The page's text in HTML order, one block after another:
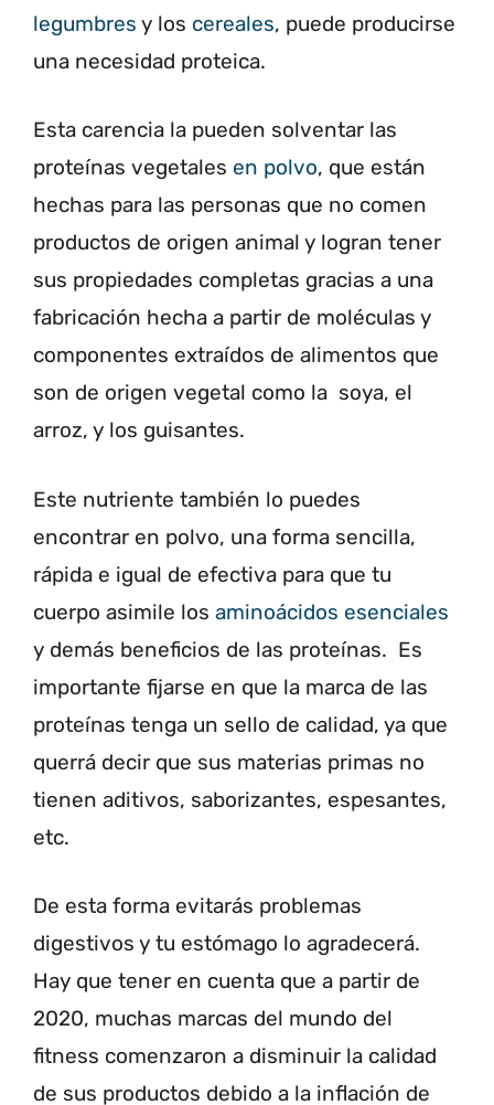
legumbres y los cereales, puede producirse
una necesidad proteica.
Esta carencia la pueden solventar las
proteínas vegetales en polvo, que están
hechas para las personas que no comen
productos de origen animal y logran tener
sus propiedades completas gracias a una
fabricación hecha a partir de moléculas y
componentes extraídos de alimentos que
son de origen vegetal como la soya, el
arroz, y los guisantes.
Este nutriente también lo puedes
encontrar en polvo, una forma sencilla,
rápida e igual de efectiva para que tu
cuerpo asimile los aminoácidos esenciales
y demás beneficios de las proteínas. Es
importante fijarse en que la marca de las
proteínas tenga un sello de calidad, ya que
querrá decir que sus materias primas no
tienen aditivos, saborizantes, espesantes,
etc.
De esta forma evitarás problemas
digestivos y tu estómago lo agradecerá.
Hay que tener en cuenta que a partir de
2020, muchas marcas del mundo del
fitness comenzaron a disminuir la calidad
de sus productos debido a la inflación de